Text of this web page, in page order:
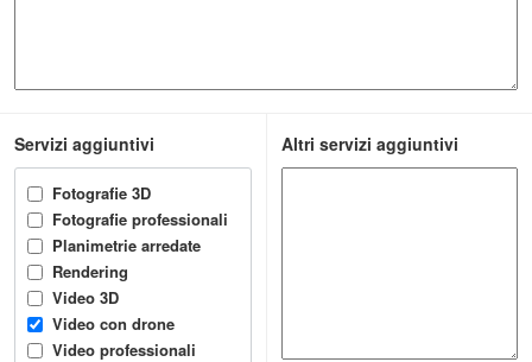
Servizi aggiuntivi
Fotografie 3D
Fotografie professionali
Planimetrie arredate
Rendering
Video 3D
Video con drone
Video professionali
Altri servizi aggiuntivi